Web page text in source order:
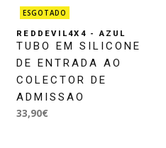
ESGOTADO
REDDEVIL4X4 - AZUL
TUBO EM SILICONE
DE ENTRADA AO
COLECTOR DE
ADMISSAO
33,90€